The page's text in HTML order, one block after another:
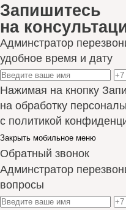
Запишитесь
на
Админстратор
удобное время и дату
Нажимая на кнопку
на обработку
с политикой
Закрыть мобильное меню
Обратный звонок
Админстратор
вопросы